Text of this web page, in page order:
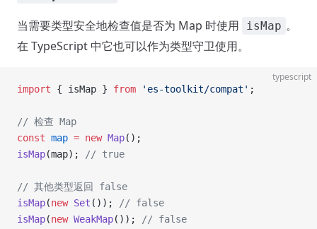
当需要类型安全地检查值是否为 Map 时使用 isMap 。
在 TypeScript 中它也可以作为类型守卫使用。
typescript
import { isMap } from 'es-toolkit/compat' ;
// 检查 Map
const map = new Map();
isMap(map); // true
// 其他类型返回 false
isMap(new Set ());
// false
isMap(new WeakMap());
// false